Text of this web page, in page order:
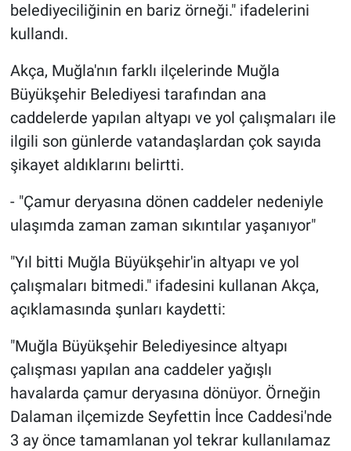
belediyeciliğinin en bariz örneği." ifadelerini
kullandı.
Akça, Muğla'nın farklı ilçelerinde Muğla
Büyükşehir Belediyesi tarafından ana
caddelerde yapılan altyapı ve yol çalışmaları ile
ilgili son günlerde vatandaşlardan çok sayıda
şikayet aldıklarını belirtti.
- "Çamur deryasına dönen caddeler nedeniyle
ulaşımda zaman zaman sıkıntılar yaşanıyor"
"Yıl bitti Muğla Büyükşehir'in altyapı ve yol
çalışmaları bitmedi." ifadesini kullanan Akça,
açıklamasında şunları kaydetti:
"Muğla Büyükşehir Belediyesince altyapı
çalışması yapılan ana caddeler yağışlı
havalarda çamur deryasına dönüyor. Örneğin
Dalaman ilçemizde Seyfettin İnce Caddesi'nde
3 ay önce tamamlanan yol tekrar kullanılamaz